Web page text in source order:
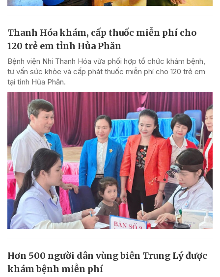
Thanh Hóa khám, cấp thuốc miễn phí cho
120 trẻ em tỉnh Hủa Phăn
Bệnh viện Nhi Thanh Hóa vừa phối hợp tổ chức khám bệnh,
tư vấn sức khỏe và cấp phát thuốc miễn phí cho 120 trẻ em
tại tỉnh Hủa Phăn.
Hơn 500 người dân vùng biên Trung Lý được
khám bệnh miễn phí